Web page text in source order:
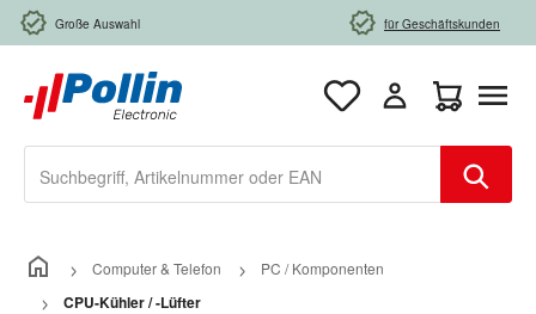
Zum Hauptinhalt springen
Große Auswahl für Geschäftskunden
Computer & Telefon PC / Komponenten
CPU-Kühler / -Lüfter